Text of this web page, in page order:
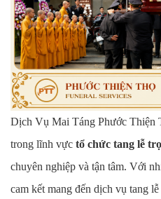
Dịch Vụ Mai Táng Phước Thiện
trong lĩnh vực tổ chức tang lễ
chuyên nghiệp và tận tâm. Với
cam kết mang đến dịch vụ tang